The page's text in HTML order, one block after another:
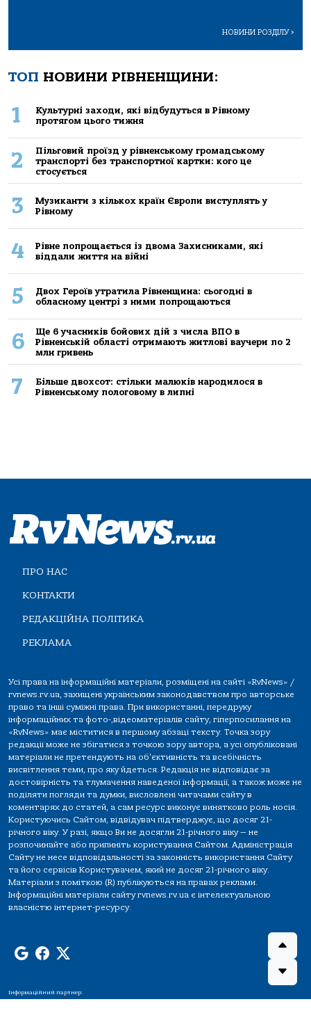
НОВИНИ РОЗДІЛУ>
ТОП НОВИНИ РІВНЕНЩИНИ:
1
Культурні заходи, які відбудуться в Рівному
протягом цього тижня
2
Пільговий проїзд у рівненському громадському
транспорті без транспортної картки: кого це
стосується
3
Музиканти з кількох країн Європи виступлять у
Рівному
4
Рівне попрощається із двома Захисниками, які
віддали життя на війні
5
Двох Героїв утратила Рівненщина: сьогодні в
обласному центрі з ними попрощаються
6
Ще 6 учасників бойових дій з числа ВПО в
Рівненській області отримають житлові ваучери по 2
млн гривень
7
Більше двохсот: стільки малюків народилося в
Рівненському пологовому в липні
ПРО НАС
КОНТАКТИ
РЕДАКЦІЙНА ПОЛІТИКА
РЕКЛАМА
Усі права на інформаційні матеріали, розміщені на сайті «RvNews» /
rvnews.rv.ua, захищені українським законодавством про авторське
право та інші суміжні права. При використанні, передруку
інформаційних та фото-,відеоматеріалів сайту, гіперпосилання на
«RvNews» має міститися в першому абзаці тексту. Точка зору
редакції може не збігатися з точкою зору автора, а усі опубліковані
матеріали не претендують на об'єктивність та всебічність
висвітлення теми, про яку йдеться. Редакція не відповідає за
достовірність та тлумачення наведеної інформації, а також може не
поділяти погляди та думки, висловлені читачами сайту в
коментарях до статей, а сам ресурс виконує винятково роль носія.
Користуючись Сайтом, відвідувач підтверджує, що досяг 21-
річного віку. У разі, якщо Ви не досягли 21-річного віку — не
розпочинайте або припиніть користування Сайтом. Адміністрація
Сайту не несе відповідальності за законність використання Сайту
та його сервісів Користувачем, який не досяг 21-річного віку.
Матеріали з поміткою (R) публікуються на правах реклами.
Інформаційні матеріали сайту rvnews.rv.ua є інтелектуальною
власністю інтернет-ресурсу.
Інформаційний партнер: